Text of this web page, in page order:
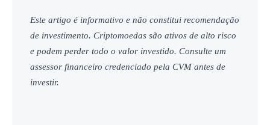
Este artigo é informativo e não constitui recomendação
de investimento. Criptomoedas são ativos de alto risco
e podem perder todo o valor investido. Consulte um
assessor financeiro credenciado pela CVM antes de
investir.